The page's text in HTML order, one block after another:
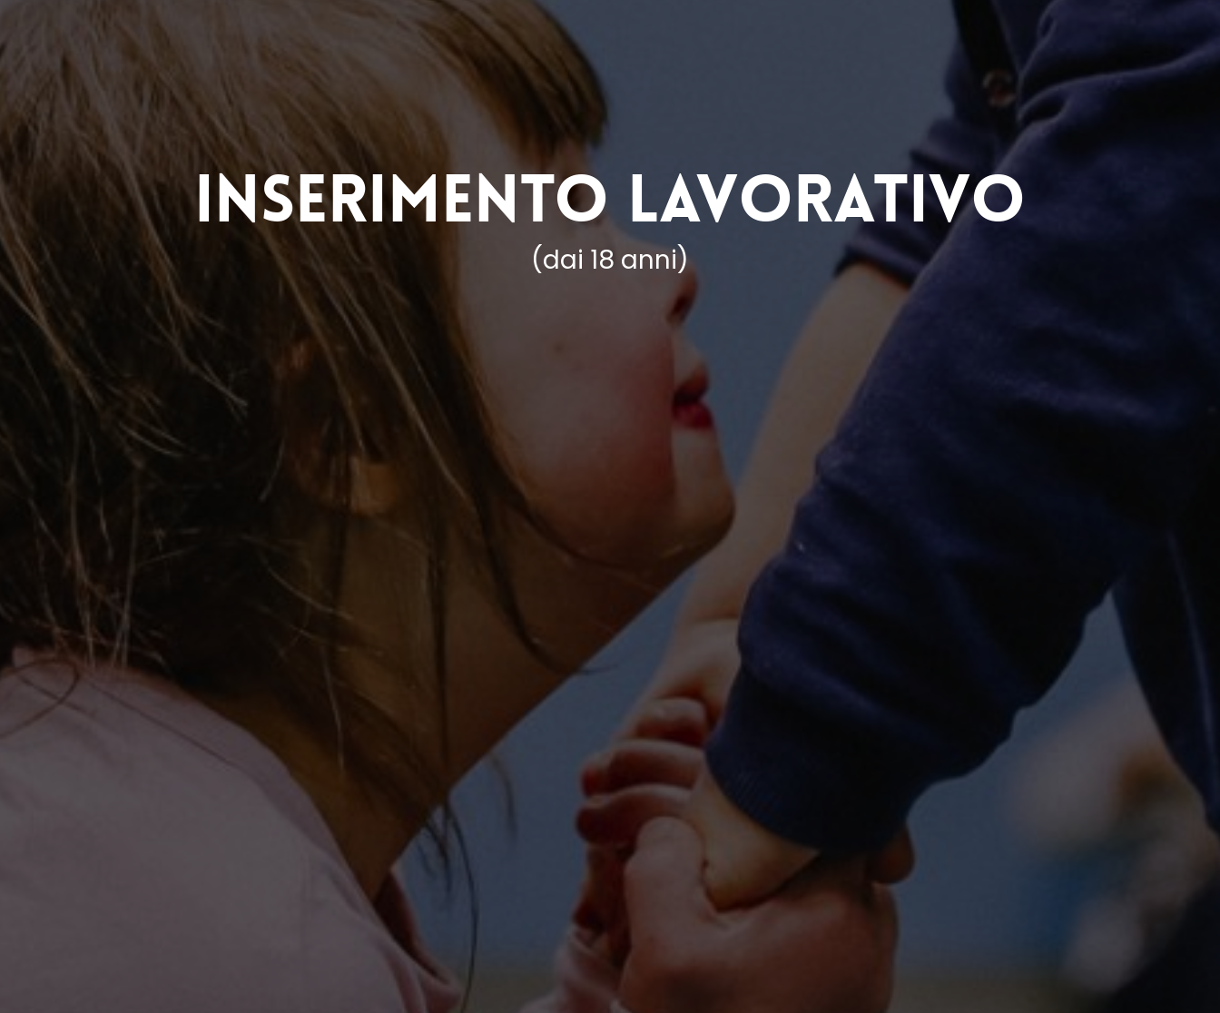
Inserimento Lavorativo
(dai 18 anni)